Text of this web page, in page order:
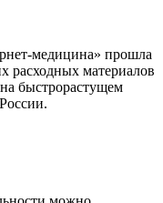
медицина» прошла
расходных материалов
быстрорастущем